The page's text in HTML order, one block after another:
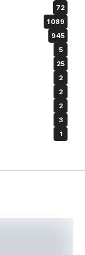
72
1 089
945
5
25
2
2
2
3
1